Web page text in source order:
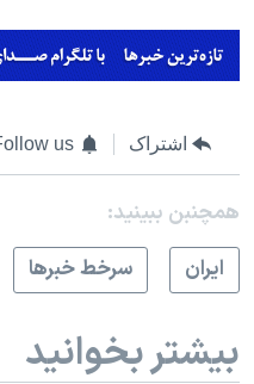
اشتراک us
همچنبن ببینید:
ايران
سرخط خبرها
بیشتر بخوانید